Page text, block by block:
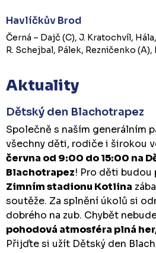
Havlíčkův Brod
Černá – Dajč (C), J. Kratochvíl,
R. Schejbal, Pálek, Rezničenko
Aktuality
Dětský den Blachotrapez
Společně s naším generálním
všechny děti, rodiče i širokou
června od 9:00 do 15:00 na
Blachotrapez! Pro děti budou
Zimním stadionu Kotlina
soutěže. Za splnění úkolů si
dobrého na zub. Chybět
pohodová atmosféra plná
Přijďte si užít Dětský den